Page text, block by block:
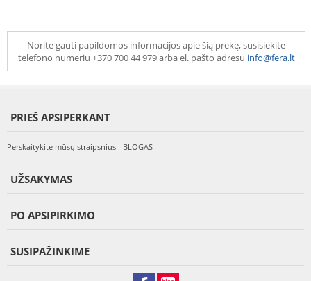
Norite gauti papildomos informacijos apie šią prekę, susisiekite
telefono numeriu +370 700 44 979 arba el. pašto adresu info@fera.lt
PRIEŠ APSIPERKANT
Perskaitykite mūsų straipsnius - BLOGAS
UŽSAKYMAS
PO APSIPIRKIMO
SUSIPAŽINKIME